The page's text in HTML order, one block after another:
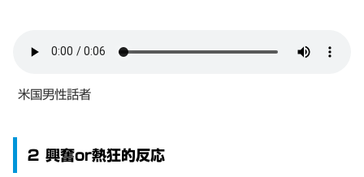
米国男性話者
２ 興奮or熱狂的反応